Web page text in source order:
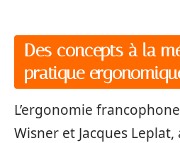
Des concepts à la
pratique
L’ergonomie
Wisner et Jacques